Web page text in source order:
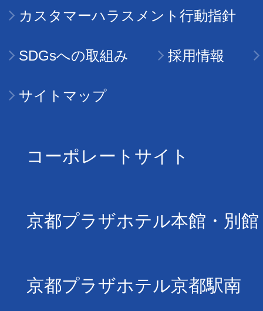
カスタマーハラスメント行動指針
SDGsへの取組み 採用情報
サイトマップ
コーポレートサイト
京都プラザホテル本館・別館
京都プラザホテル京都駅南